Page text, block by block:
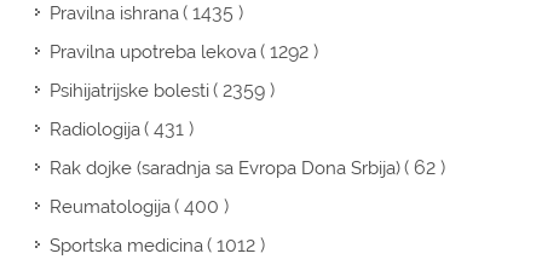
Pravilna ishrana( 1435 )
Pravilna upotreba lekova( 1292 )
Psihijatrijske bolesti( 2359 )
Radiologija( 431 )
Rak dojke (saradnja sa Evropa Dona Srbija)( 62 )
Reumatologija( 400 )
Sportska medicina( 1012 )